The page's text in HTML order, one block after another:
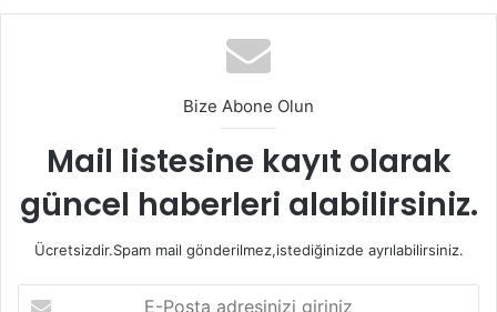
–1 adet soğan
Pelmeni’nin üzeri için gerekli malzemeler:
— 4 yemek kaşığı kadar ekşi krema
— Bir miktar kıyılmış dereotu
Öncelikle hamuru yoğuracağınız kaba sütü, suyu ve
Bize Abone Olun
Mail listesine kayıt olarak
güncel haberleri alabilirsiniz.
Ücretsizdir.Spam mail gönderilmez,istediğinizde ayrılabilirsiniz.